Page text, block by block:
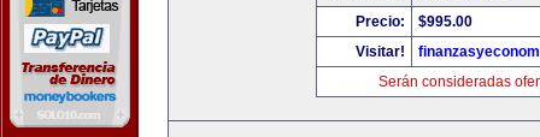
Precio:
$995.00
Visitar!
Serán consideradas